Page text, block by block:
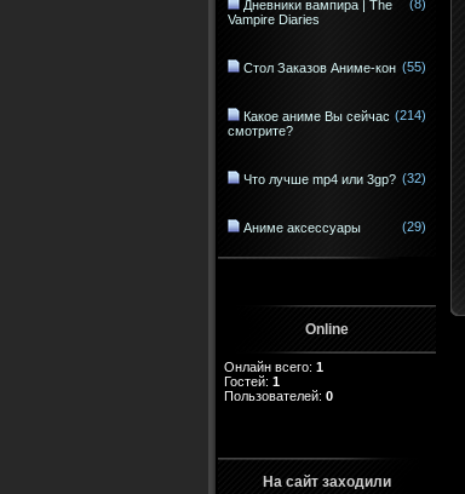
Дневники вампира | The
Vampire Diaries
(8)
Стол Заказов Аниме-кон (55)
Какое аниме Вы сейчас
смотрите?
(214)
Что лучше mp4 или 3gp? (32)
Аниме аксессуары (29)
Online
Онлайн всего: 1
Гостей: 1
Пользователей: 0
На сайт заходили